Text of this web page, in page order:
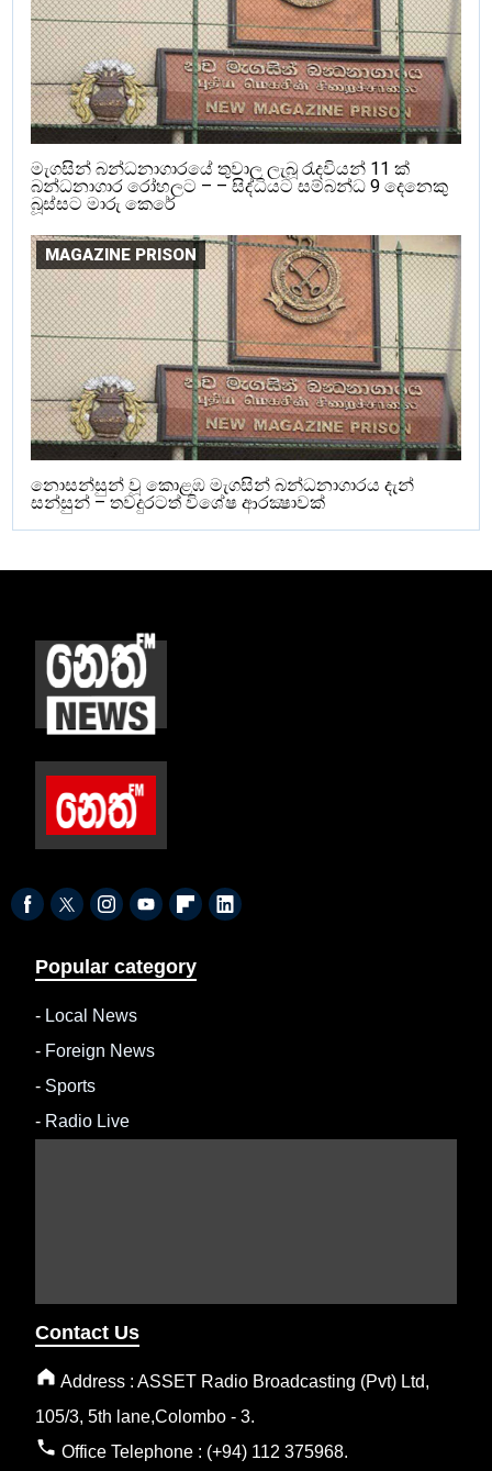
මැගසින් බන්ධනාගාරයේ තුවාල ලැබූ රැදවියන් 11 ක්
බන්ධනාගාර රෝහලට – – සිද්ධියට සම්බන්ධ 9 දෙනෙකු
බූස්සට මාරු කෙරේ
MAGAZINE PRISON
නොසන්සුන් වූ කොළඹ මැගසින් බන්ධනාගාරය දැන්
සන්සුන් – තවදුරටත් විශේෂ ආරක්‍ෂාවක්
Popular category
- Local News
- Foreign News
- Sports
- Radio Live
Contact Us
Address : ASSET Radio Broadcasting (Pvt) Ltd,
105/3, 5th lane,Colombo - 3.
Office Telephone : (+94) 112 375968.